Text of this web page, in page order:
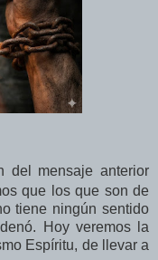
del mensaje anterior
que los que son de
tiene ningún sentido
Hoy veremos la
Espíritu, de llevar a